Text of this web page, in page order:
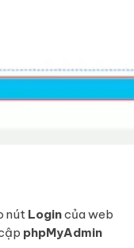
nút Logincủa web
phpMyAdmin